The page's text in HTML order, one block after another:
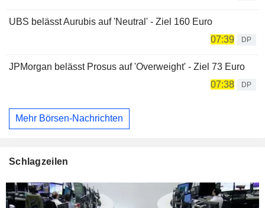
UBS belässt Aurubis auf 'Neutral' - Ziel 160 Euro
07:39
DP
JPMorgan belässt Prosus auf 'Overweight' - Ziel 73 Euro
07:38
DP
Mehr Börsen-Nachrichten
Schlagzeilen